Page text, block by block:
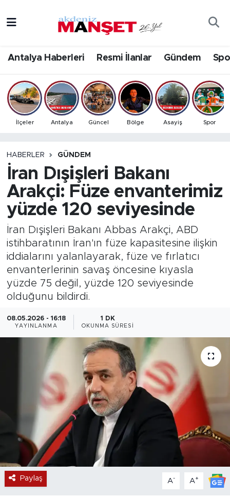
Antalya Haberleri Resmi İlanlar Gündem
İlçeler Antalya Güncel Bölge Asayiş Spor
HABERLER GÜNDEM
İran Dışişleri Bakanı
Arakçi: Füze envanterimiz
yüzde 120 seviyesinde
İran Dışişleri Bakanı Abbas Arakçi, ABD
istihbaratının İran'ın füze kapasitesine ilişkin
iddialarını yalanlayarak, füze ve fırlatıcı
envanterlerinin savaş öncesine kıyasla
yüzde 75 değil, yüzde 120 seviyesinde
olduğunu bildirdi.
08.05.2026 - 16:18
YAYINLANMA
1 DK
OKUNMA SÜRESI
Paylaş A- A+
Bilim & Teknoloji
Eğitim
Ekonomi
Gündem
İlçeler
Magazin
Özel Haber
Politika
Resmi İlanlar
Sağlık
Spor
Turizm
Antalya Hava Durumu
Antalya Namaz Vakitleri
Antalya Trafik Yoğunluk Haritası
Tüm Manşetler
Son Dakika Haberleri